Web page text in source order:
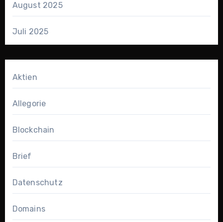
August 2025
Juli 2025
Aktien
Allegorie
Blockchain
Brief
Datenschutz
Domains